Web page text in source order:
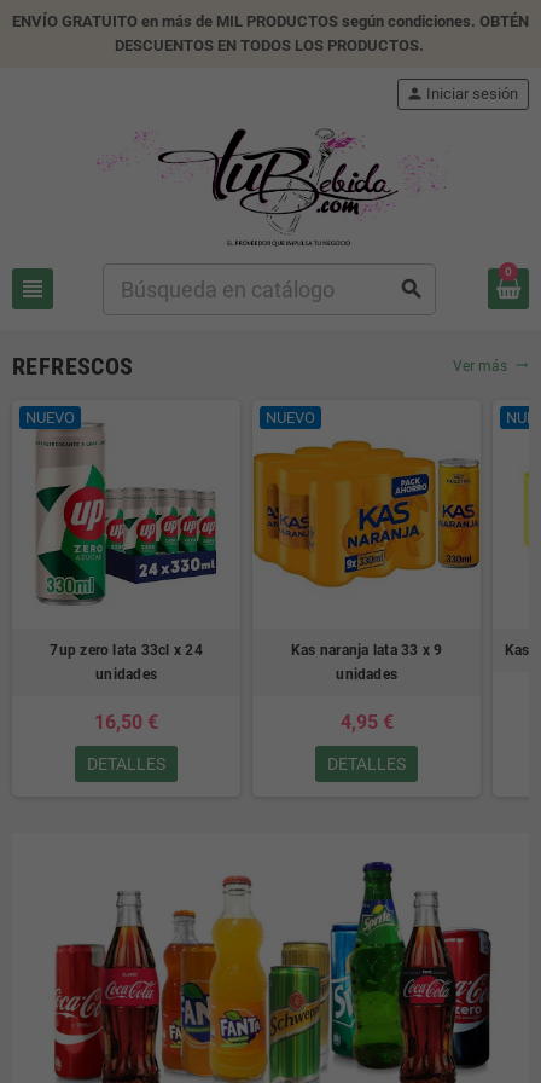
ENVÍO GRATUITO en más de MIL PRODUCTOS según condiciones. OBTÉN
DESCUENTOS EN TODOS LOS PRODUCTOS.
view_headline search
person Iniciar sesión
0
REFRESCOS Ver más trending_flat
NUEVO
7up zero lata 33cl x 24
unidades
16,50 €
DETALLES
NUEVO
Kas naranja lata 33 x 9
unidades
4,95 €
DETALLES
Kas